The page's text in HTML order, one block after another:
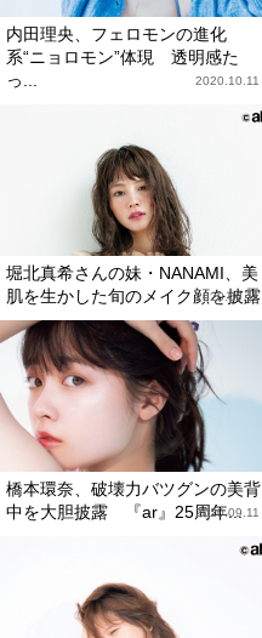
内田理央、フェロモンの進化
系“ニョロモン”体現 透明感た
っ...
2020.10.11
堀北真希さんの妹・NANAMI、美
肌を生かした旬のメイク顔を披露
2020.09.11
橋本環奈、破壊力バツグンの美背
中を大胆披露 『ar』25周年...
2020.09.11